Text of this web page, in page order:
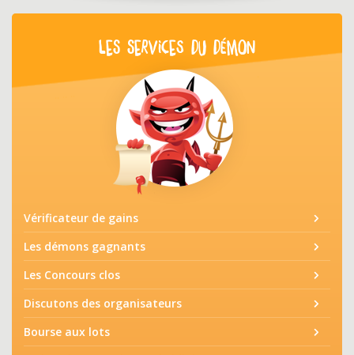
LES SERVICES DU DÉMON
Vérificateur de gains
Les démons gagnants
Les Concours clos
Discutons des organisateurs
Bourse aux lots